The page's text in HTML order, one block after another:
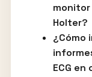
monitor
Holter?
¿Cómo
ECG en